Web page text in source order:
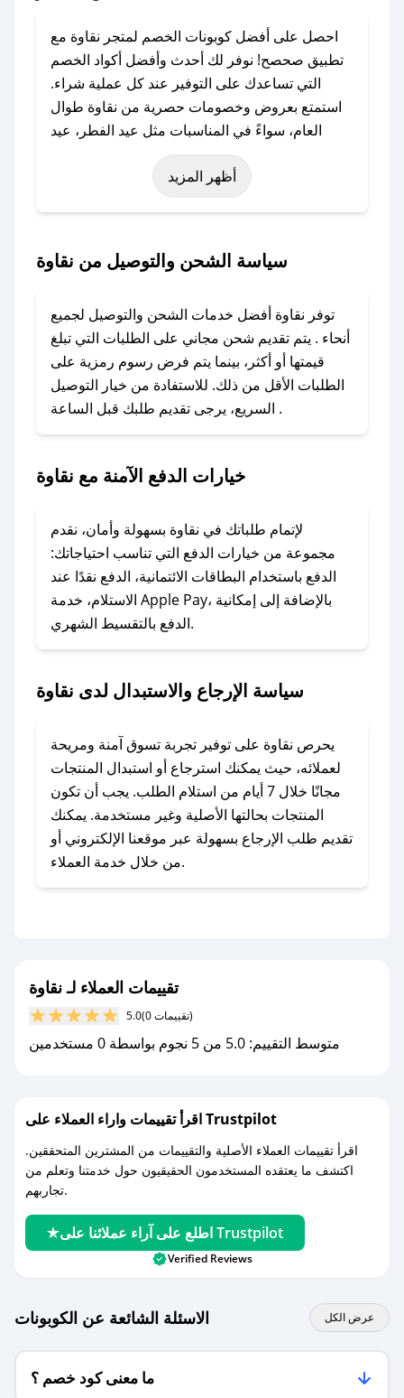
احصل على أفضل كوبونات الخصم لمتجر نقاوة مع
تطبيق صحصح! نوفر لك أحدث وأفضل أكواد الخصم
التي تساعدك على التوفير عند كل عملية شراء.
استمتع بعروض وخصومات حصرية من نقاوة طوال
العام، سواءً في المناسبات مثل عيد الفطر، عيد
الأضحى، الجمعة البيضاء (شهر نوفمبر)، رمضان،
اليوم الوطني، يوم التأسيس، أو حتى عروض خاصة
باستخدام تطبيق صحصح، يمكنك العثور بسهولة على
تواصل معنا عبر تويتر أو البريد الإلكتروني لإضافته
بسرعة.
### كيفية استخدام كود خصم نقاوة؟
1. انسخ كود الخصم من تطبيق صحصح.
2. الصقه في خانة الدفع عند التسوق من نقاوة.
### ماذا أفعل إذا لم يعمل كود الخصم؟
الرسائل الخاصة على تويتر أو البريد الإلكتروني،
وسنقوم بحل المشكلة في أسرع وقت ممكن.
### ماذا أفعل إذا لم أجد كود خصم لمتجري
المفضل؟
في حال عدم توفر كوبونات لمتجرك المفضل، يمكنك
أسرع وقت ممكن.
### كيف تحصل على كوبونات خصم حصرية من
نقاوة؟
للحصول على كوبونات وخصومات حصرية، قم بما
يلي:
- اضغط على أيقونة متابعة لمتجر نقاوة في تطبيق
صحصح.
مع صحصح، تسوق بذكاء ووفّر على كل مشترياتك مع
أظهر المزيد
سياسة الشحن والتوصيل من نقاوة
توفر نقاوة أفضل خدمات الشحن والتوصيل لجميع
أنحاء . يتم تقديم شحن مجاني على الطلبات التي تبلغ
قيمتها أو أكثر، بينما يتم فرض رسوم رمزية على
الطلبات الأقل من ذلك. للاستفادة من خيار التوصيل
السريع، يرجى تقديم طلبك قبل الساعة .
خيارات الدفع الآمنة مع نقاوة
لإتمام طلباتك في نقاوة بسهولة وأمان، نقدم
مجموعة من خيارات الدفع التي تناسب احتياجاتك:
الدفع باستخدام البطاقات الائتمانية، الدفع نقدًا عند
الاستلام، خدمة Apple Pay، بالإضافة إلى إمكانية
الدفع بالتقسيط الشهري.
سياسة الإرجاع والاستبدال لدى نقاوة
يحرص نقاوة على توفير تجربة تسوق آمنة ومريحة
لعملائه، حيث يمكنك استرجاع أو استبدال المنتجات
مجانًا خلال 7 أيام من استلام الطلب. يجب أن تكون
المنتجات بحالتها الأصلية وغير مستخدمة. يمكنك
تقديم طلب الإرجاع بسهولة عبر موقعنا الإلكتروني أو
من خلال خدمة العملاء.
تقييمات العملاء لـ نقاوة
5.0 (0 تقييمات)
متوسط التقييم: 5.0 من 5 نجوم بواسطة 0 مستخدمين
اقرأ تقييمات واراء العملاء على Trustpilot
اقرأ تقييمات العملاء الأصلية والتقييمات من المشترين المتحققين.
اكتشف ما يعتقده المستخدمون الحقيقيون حول خدمتنا وتعلم من
تجاربهم.
اطلع على آراء عملائنا على Trustpilot
Verified Reviews
الاسئلة الشائعة عن الكوبونات عرض الكل
ما معنى كود خصم ؟